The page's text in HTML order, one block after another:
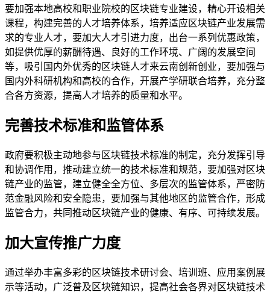
要加强本地高校和职业院校的区块链专业建设，精心开设相关
课程，构建完善的人才培养体系，培养适应区块链产业发展需
求的专业人才，要加大人才引进力度，出台一系列优惠政策，
如提供优厚的薪酬待遇、良好的工作环境、广阔的发展空间
等，吸引国内外优秀的区块链人才来云南创新创业，要加强与
国内外科研机构和高校的合作，开展产学研联合培养，充分整
合各方资源，提高人才培养的质量和水平。
完善技术标准和监管体系
政府要积极主动地参与区块链技术标准的制定，充分发挥引导
和协调作用，推动建立统一的技术标准和规范，要加强对区块
链产业的监管，建立健全全方位、多层次的监管体系，严密防
范金融风险和安全隐患，要加强与其他地区的监管合作，形成
监管合力，共同推动区块链产业的健康、有序、可持续发展。
加大宣传推广力度
通过举办丰富多彩的区块链技术研讨会、培训班、应用案例展
示等活动，广泛普及区块链知识，提高社会各界对区块链技术